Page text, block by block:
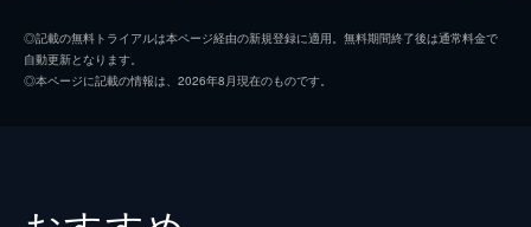
◎記載の無料トライアルは本ページ経由の新規登録に適用。無料期間終了後は通常料金で
自動更新となります。
◎本ページに記載の情報は、2026年8月現在のものです。